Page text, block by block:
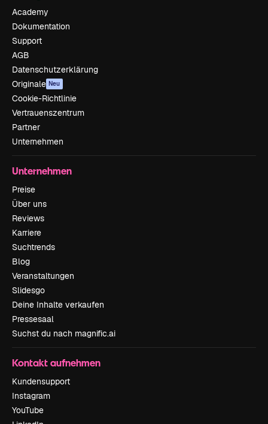
Academy
Dokumentation
Support
AGB
Datenschutzerklärung
Originale Neu
Cookie-Richtlinie
Vertrauenszentrum
Partner
Unternehmen
Unternehmen
Preise
Über uns
Reviews
Karriere
Suchtrends
Blog
Veranstaltungen
Slidesgo
Deine Inhalte verkaufen
Pressesaal
Suchst du nach magnific.ai
Kontakt aufnehmen
Kundensupport
Instagram
YouTube